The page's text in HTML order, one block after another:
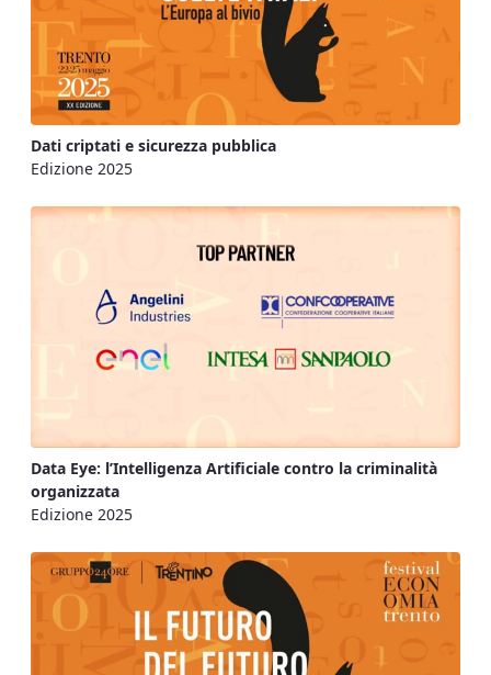
Dati criptati e sicurezza pubblica
Edizione 2025
Data Eye: l’Intelligenza Artificiale contro la criminalità
organizzata
Edizione 2025